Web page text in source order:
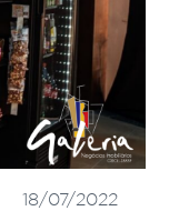
18/07/2022